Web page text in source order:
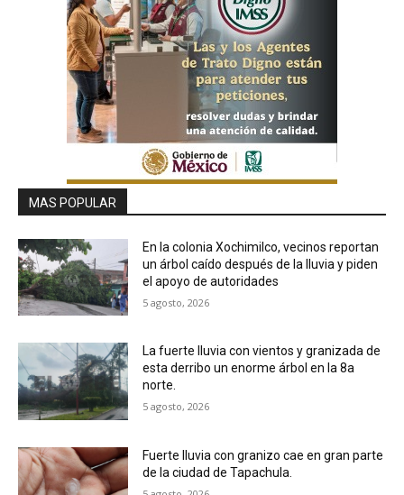
MAS POPULAR
En la colonia Xochimilco, vecinos reportan
un árbol caído después de la lluvia y piden
el apoyo de autoridades
5 agosto, 2026
La fuerte lluvia con vientos y granizada de
esta derribo un enorme árbol en la 8a
norte.
5 agosto, 2026
Fuerte lluvia con granizo cae en gran parte
de la ciudad de Tapachula.